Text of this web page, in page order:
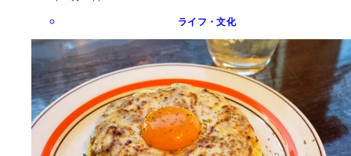
ライフ・文化